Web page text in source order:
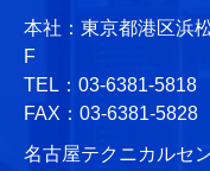
本社：東京都港区浜
F
TEL：03-6381-5818
FAX：03-6381-5828
名古屋テクニカルセ